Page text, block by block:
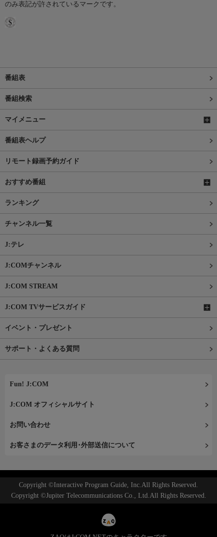
のみ表記が許されているマークです。
番組表
番組検索
マイメニュー
番組表ヘルプ
リモート録画予約ガイド
おすすめ番組
ランキング
チャンネル一覧
J:テレ
J:COMチャンネル
J:COM STREAM
J:COM TVサービスガイド
イベント・プレゼント
サポート・よくある質問
Fun! J:COM
J:COM オフィシャルサイト
お問い合わせ
お客さまのデータ利用･外部送信について
Copyright ©Interactive Program Guide, Inc.All Rights Reserved.
Copyright ©Jupiter Telecommunications Co., Ltd.All Rights Reserved.